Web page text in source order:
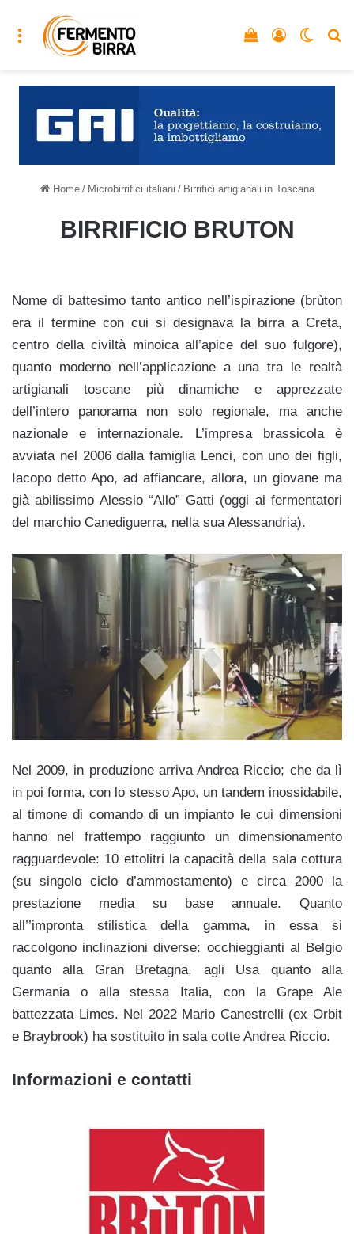
Menu Accedi
Vedi il carrello
Home / Microbirrifici italiani / Birrifici artigianali in Toscana
BIRRIFICIO BRUTON
Nome di battesimo tanto antico nell’ispirazione (brùton
era il termine con cui si designava la birra a Creta,
centro della civiltà minoica all’apice del suo fulgore),
quanto moderno nell’applicazione a una tra le realtà
artigianali toscane più dinamiche e apprezzate
dell’intero panorama non solo regionale, ma anche
nazionale e internazionale. L’impresa brassicola è
avviata nel 2006 dalla famiglia Lenci, con uno dei figli,
Iacopo detto Apo, ad affiancare, allora, un giovane ma
già abilissimo Alessio “Allo” Gatti (oggi ai fermentatori
del marchio Canediguerra, nella sua Alessandria).
Nel 2009, in produzione arriva Andrea Riccio; che da lì
in poi forma, con lo stesso Apo, un tandem inossidabile,
al timone di comando di un impianto le cui dimensioni
hanno nel frattempo raggiunto un dimensionamento
ragguardevole: 10 ettolitri la capacità della sala cottura
(su singolo ciclo d’ammostamento) e circa 2000 la
prestazione media su base annuale. Quanto
all’’impronta stilistica della gamma, in essa si
raccolgono inclinazioni diverse: occhieggianti al Belgio
quanto alla Gran Bretagna, agli Usa quanto alla
Germania o alla stessa Italia, con la Grape Ale
battezzata Limes. Nel 2022 Mario Canestrelli (ex Orbit
e Braybrook) ha sostituito in sala cotte Andrea Riccio.
Informazioni e contatti